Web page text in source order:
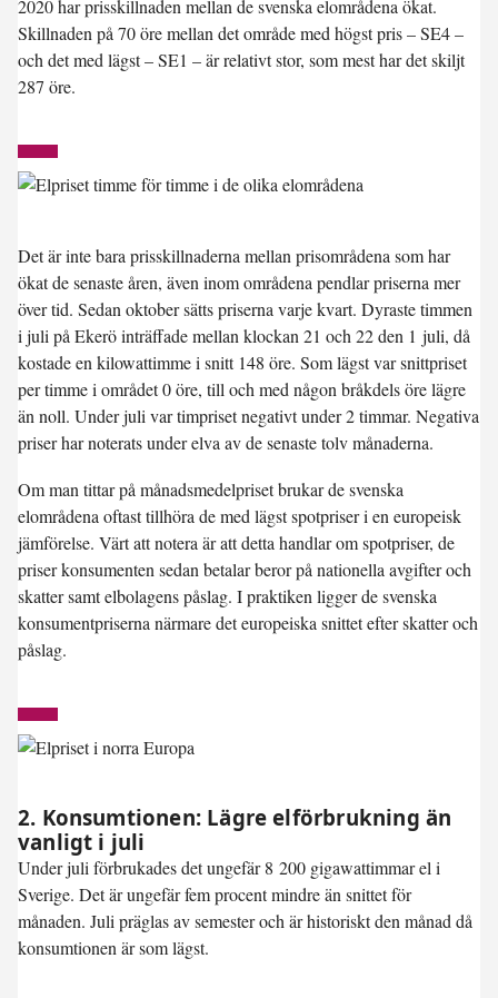
2020 har prisskillnaden mellan de svenska elområdena ökat.
Skillnaden på 70 öre mellan det område med högst pris – SE4 –
och det med lägst – SE1 – är relativt stor, som mest har det skiljt
287 öre.
Det är inte bara prisskillnaderna mellan prisområdena som har
ökat de senaste åren, även inom områdena pendlar priserna mer
över tid. Sedan oktober sätts priserna varje kvart. Dyraste timmen
i juli på Ekerö inträffade mellan klockan 21 och 22 den 1 juli, då
kostade en kilowattimme i snitt 148 öre. Som lägst var snittpriset
per timme i området 0 öre, till och med någon bråkdels öre lägre
än noll. Under juli var timpriset negativt under 2 timmar. Negativa
priser har noterats under elva av de senaste tolv månaderna.
Om man tittar på månadsmedelpriset brukar de svenska
elområdena oftast tillhöra de med lägst spotpriser i en europeisk
jämförelse. Värt att notera är att detta handlar om spotpriser, de
priser konsumenten sedan betalar beror på nationella avgifter och
skatter samt elbolagens påslag. I praktiken ligger de svenska
konsumentpriserna närmare det europeiska snittet efter skatter och
påslag.
2. Konsumtionen: Lägre elförbrukning än
vanligt i juli
Under juli förbrukades det ungefär 8 200 gigawattimmar el i
Sverige. Det är ungefärfem procent mindre än snittetför
månaden. Juli präglas av semester och är historiskt den månad då
konsumtionen är som lägst.